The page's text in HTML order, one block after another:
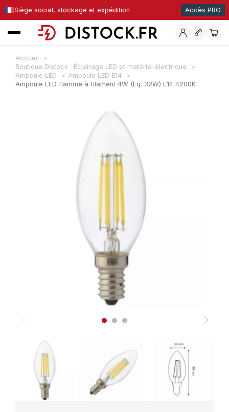
Siège social, stockage et expédition Accès PRO
Accueil
Boutique Distock : Éclairage LED et matériel électrique
Ampoule LED
Ampoule LED E14
Ampoule LED flamme à filament 4W (Eq. 32W) E14 4200K